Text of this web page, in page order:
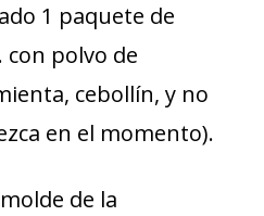
1 paquete de
con polvo de
cebollín, y no
en el momento).
de la